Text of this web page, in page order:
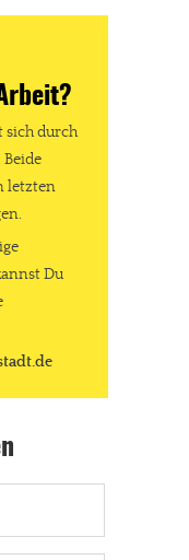
den letzten Monaten
sich durch
letzten
Du